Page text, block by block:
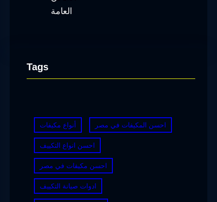
Tags
أنواع مكيفات احسن المكيفات في مصر
احسن انواع التكييف
احسن مكيفات في مصر
ادوات صيانة التكييف